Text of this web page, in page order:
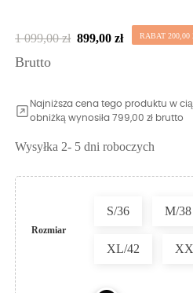
1 099,00 zł 899,00 zł RABAT 200,00
Brutto
Najniższa cena tego produktu w
obniżką wynosiła 799,00 zł brutto
Wysyłka 2- 5 dni roboczych
Rozmiar
S/36 M/38
XL/42